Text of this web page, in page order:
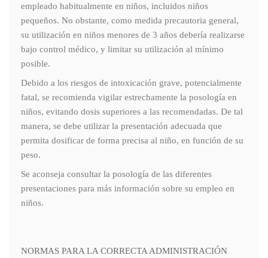
empleado habitualmente en niños, incluidos niños
pequeños. No obstante, como medida precautoria general,
su utilización en niños menores de 3 años debería realizarse
bajo control médico, y limitar su utilización al mínimo
posible.
Debido a los riesgos de intoxicación grave, potencialmente
fatal, se recomienda vigilar estrechamente la posología en
niños, evitando dosis superiores a las recomendadas. De tal
manera, se debe utilizar la presentación adecuada que
permita dosificar de forma precisa al niño, en función de su
peso.
Se aconseja consultar la posología de las diferentes
presentaciones para más información sobre su empleo en
niños.
NORMAS PARA LA CORRECTA ADMINISTRACIÓN